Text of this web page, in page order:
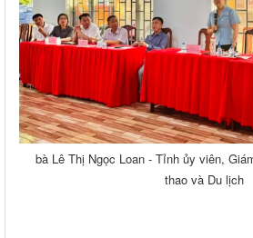
bà Lê Thị Ngọc Loan - Tỉnh ủy viên,
thao và Du lịch